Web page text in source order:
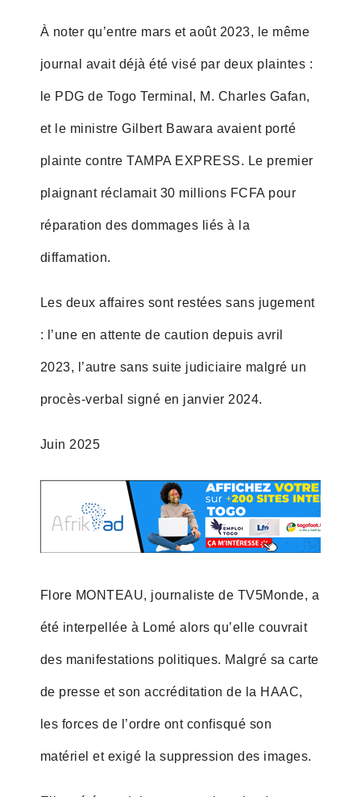
À noter qu’entre mars et août 2023, le même
journal avait déjà été visé par deux plaintes :
le PDG de Togo Terminal, M. Charles Gafan,
et le ministre Gilbert Bawara avaient porté
plainte contre TAMPA EXPRESS. Le premier
plaignant réclamait 30 millions FCFA pour
réparation des dommages liés à la
diffamation.
Les deux affaires sont restées sans jugement
: l’une en attente de caution depuis avril
2023, l’autre sans suite judiciaire malgré un
procès-verbal signé en janvier 2024.
Juin 2025
Flore MONTEAU, journaliste de TV5Monde, a
été interpellée à Lomé alors qu’elle couvrait
des manifestations politiques. Malgré sa carte
de presse et son accréditation de la HAAC,
les forces de l’ordre ont confisqué son
matériel et exigé la suppression des images.